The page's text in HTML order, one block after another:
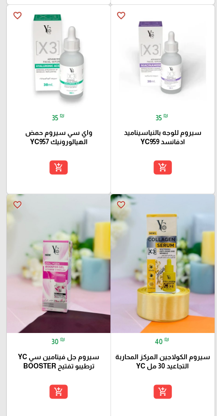
favorite_border
35 ₪
سيروم للوجه بالنياسيناميد
ادفانسد YC959
add_shopping_cart
favorite_border
35 ₪
واي سي سيروم حمض
الهيالورونيك YC957
add_shopping_cart
favorite_border
40 ₪
سيروم الكولاجين المركز المحاربة
التجاعيد 30 مل YC
add_shopping_cart
favorite_border
30 ₪
سيروم جل فيتامين سي YC
ترطيبو تفتيح BOOSTER
add_shopping_cart